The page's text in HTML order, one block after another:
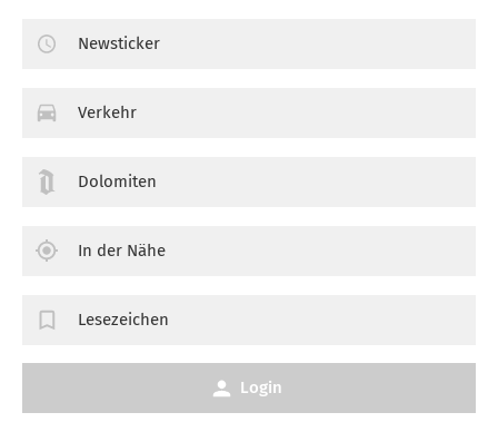
Newsticker
Verkehr
Dolomiten
In der Nähe
Lesezeichen
Login